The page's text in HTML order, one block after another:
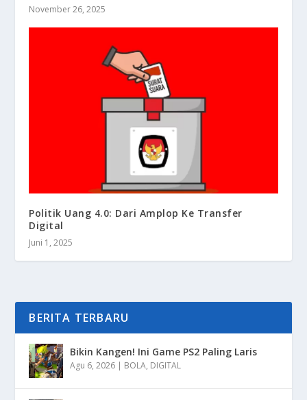
November 26, 2025
Politik Uang 4.0: Dari Amplop Ke Transfer
Digital
Juni 1, 2025
BERITA TERBARU
Bikin Kangen! Ini Game PS2 Paling Laris
Agu 6, 2026 | BOLA, DIGITAL